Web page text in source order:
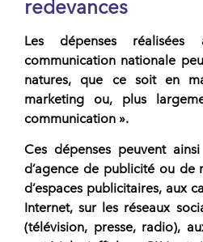
redevances
Les dépenses
communication nationale
natures, que ce soit en
marketing ou, plus
communication ».
Ces dépenses peuvent
d’agence de publicité ou de
d’espaces publicitaires, aux
Internet, sur les réseaux
(télévision, presse, radio),